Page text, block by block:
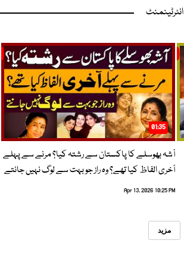
انٹرٹینمنٹ
01:35
آشہ بھوسلے کا پاکستان سے رشتہ کیا؟ مرنے سے پہلے
آخری الفاظ کیا تھے؟ وہ راز جو بہت سے لوگ نہیں جانتے
Apr 13, 2026 10:25 PM
مزید